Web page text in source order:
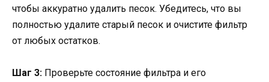
чтобы аккуратно удалить песок. Убедитесь, что вы
полностью удалите старый песок и очистите фильтр
от любых остатков.
Шаг 3: Проверьте состояние фильтра и его